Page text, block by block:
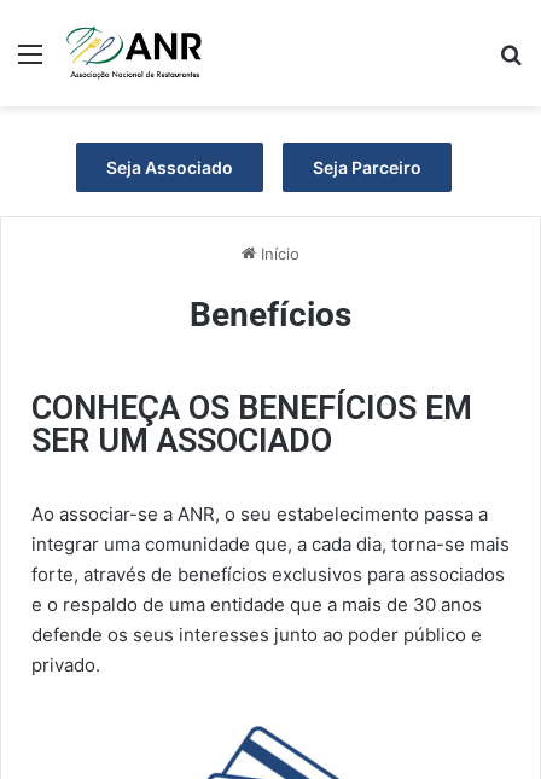
Seja Associado Seja Parceiro
Início
Benefícios
CONHEÇA OS BENEFÍCIOS EM
SER UM ASSOCIADO
Ao associar-se a ANR, o seu estabelecimento passa a
integrar uma comunidade que, a cada dia, torna-se mais
forte, através de benefícios exclusivos para associados
e o respaldo de uma entidade que a mais de 30 anos
defende os seus interesses junto ao poder público e
privado.